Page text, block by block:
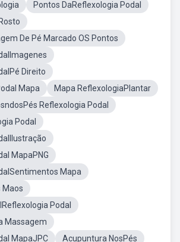
Pontos DaReflexologia Podal
De Pé Marcado OS Pontos
Direito
Mapa
Mapa ReflexologiaPlantar
Reflexologia Podal
Podal
MapaPNG
Mapa
Maos
Podal
Massagem
MapaJPC
Acupuntura NosPés